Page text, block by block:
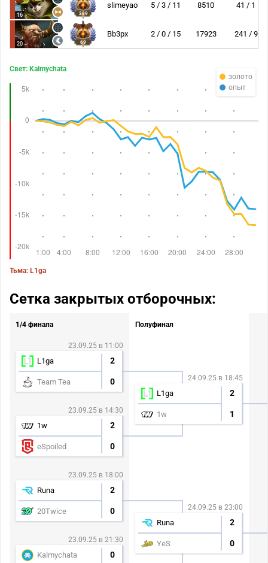
16 289
slimeyao 5 / 3 / 11 8510 41 / 1
20 69
Bb3px 2 / 0 / 15 17923 241 / 9
золото
опыт
Свет: Kalmychata
Тьма: L1ga
Сетка закрытых отборочных:
1/4 финала
23.09.25 в 11:00
L1ga 2
Team Tea 0
23.09.25 в 14:30
1w 2
eSpoiled 0
23.09.25 в 18:00
Runa 2
20Twice 0
23.09.25 в 21:30
Kalmychata 0
Полуфинал
24.09.25 в 18:45
L1ga 2
1w 1
24.09.25 в 23:00
Runa 2
YeS 0